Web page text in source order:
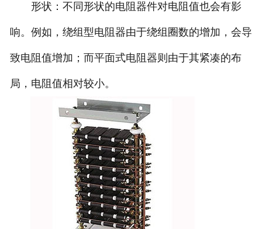
形状：不同形状的电阻器件对电阻值也会有影
响。例如，绕组型电阻器由于绕组圈数的增加，会导
致电阻值增加；而平面式电阻器则由于其紧凑的布
局，电阻值相对较小。